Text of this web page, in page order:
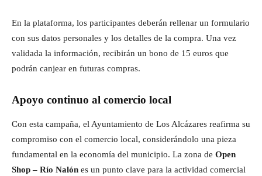
En la plataforma, los participantes deberán rellenar un formulario
con sus datos personales y los detalles de la compra. Una vez
validada la información, recibirán un bono de 15 euros que
podrán canjear en futuras compras.
Apoyo continuo al comercio local
Con esta campaña, el Ayuntamiento de Los Alcázares reafirma su
compromiso con el comercio local, considerándolo una pieza
fundamental en la economía del municipio. La zona de Open
Shop – Río Nalón es un punto clave para la actividad comercial